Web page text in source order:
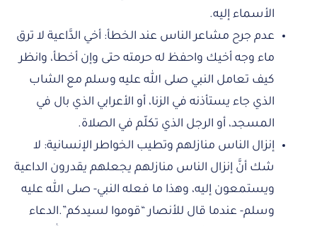
الأسماء إليه.
عدم جرح مشاعر الناس عند الخطأ: أخي الدَّاعية لا ترق
ماء وجه أخيك واحفظ له حرمته حتى وإن أخطأ، وانظر
كيف تعامل النبي صلى الله عليه وسلم مع الشاب
الذي جاء يستأذنه في الزنا، أو الأعرابي الذي بال في
المسجد، أو الرجل الذي تكلّم في الصلاة.
إنزال الناس منازلهم وتطيب الخواطر الإنسانية: لا
شك أنَّ إنزال الناس منازلهم يجعلهم يقدرون الداعية
ويستمعون إليه، وهذا ما فعله النبي- صلى الله عليه
وسلم- عندما قال للأنصار “قوموا لسيدكم”.الدعاء